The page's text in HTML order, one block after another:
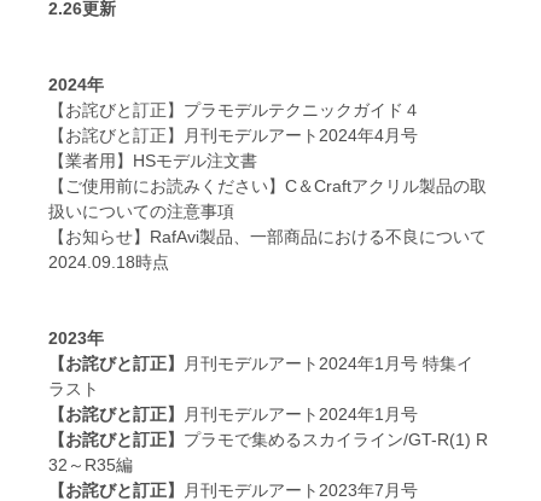
2.26更新
2024年
【お詫びと訂正】プラモデルテクニックガイド４
【お詫びと訂正】月刊モデルアート2024年4月号
【業者用】HSモデル注文書
【ご使用前にお読みください】C＆Craftアクリル製品の取
扱いについての注意事項
【お知らせ】RafAvi製品、一部商品における不良について
2024.09.18時点
2023年
【お詫びと訂正】
月刊モデルアート2024年1月号 特集イ
ラスト
【お詫びと訂正】
月刊モデルアート2024年1月号
【お詫びと訂正】 プラモで集めるスカイライン/GT-R(1) R
32～R35編
【お詫びと訂正】
月刊モデルアート2023年7月号